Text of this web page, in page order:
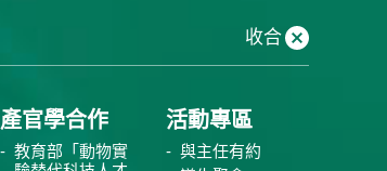
收合
產官學合作
教育部「動物實
活動專區
與主任有約